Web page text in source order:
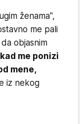
ženama",
me pali
objasnim
me ponizi
mene,
iz nekog